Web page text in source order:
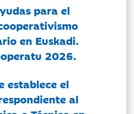
para el
en Euskadi.
2026.
establece el
al